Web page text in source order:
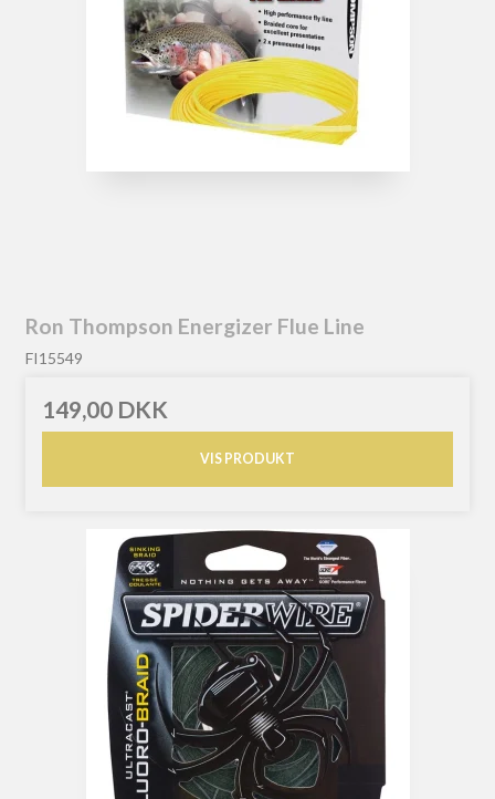
Ron Thompson Energizer Flue Line
FI15549
149,00 DKK
VIS PRODUKT